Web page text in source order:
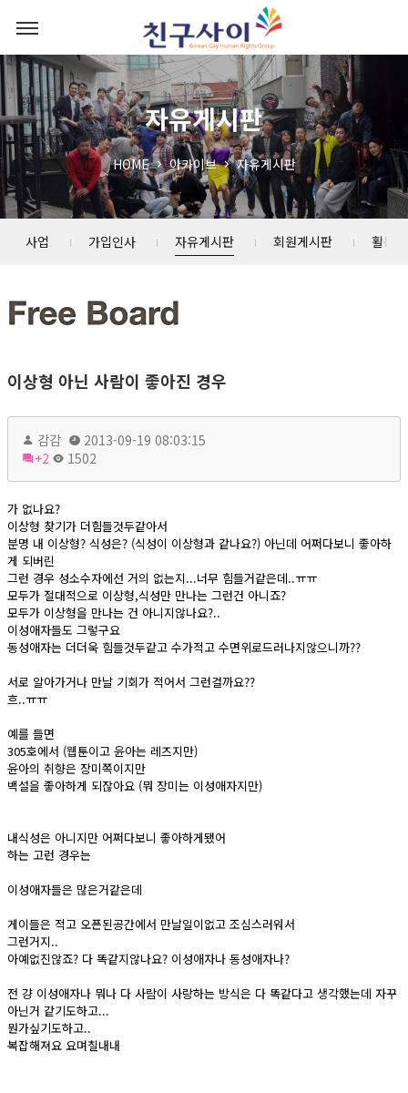
자유게시판
HOME 아카이브 자유게시판
년 사업 가입인사 자유게시판 회원게시판 활동
이상형 아닌 사람이 좋아진 경우
감감
2013-09-19 08:03:15
+2
1502
가 없나요?
이상형 찾기가 더힘들것두같아서
분명 내 이상형? 식성은? (식성이 이상형과 같나요?) 아닌데 어쩌다보니 좋아하
게 되버린
그런 경우 성소수자에선 거의 없는지...너무 힘들거같은데..ㅠㅠ
모두가 절대적으로 이상형,식성만 만나는 그런건 아니죠?
모두가 이상형을 만나는 건 아니지않나요?..
이성애자들도 그렇구요
동성애자는 더더욱 힘들것두같고 수가적고 수면위로드러나지않으니까??
서로 알아가거나 만날 기회가 적어서 그런걸까요??
흐..ㅠㅠ
예를 들면
305호에서 (웹툰이고 윤아는 레즈지만)
윤아의 취향은 장미쪽이지만
백설을 좋아하게 되잖아요 (뭐 장미는 이성애자지만)
내식성은 아니지만 어쩌다보니 좋아하게됐어
하는 고런 경우는
이성애자들은 많은거같은데
게이들은 적고 오픈된공간에서 만날일이없고 조심스러워서
그런거지..
아예없진않죠? 다 똑같지않나요? 이성애자나 동성애자나?
전 걍 이성애자나 뭐나 다 사람이 사랑하는 방식은 다 똑같다고 생각했는데 자꾸
아닌거 같기도하고...
뭔가싶기도하고..
복잡해져요 요며칠내내